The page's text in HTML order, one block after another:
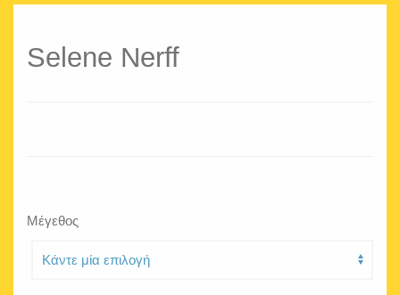
Selene Nerff
Μέγεθος